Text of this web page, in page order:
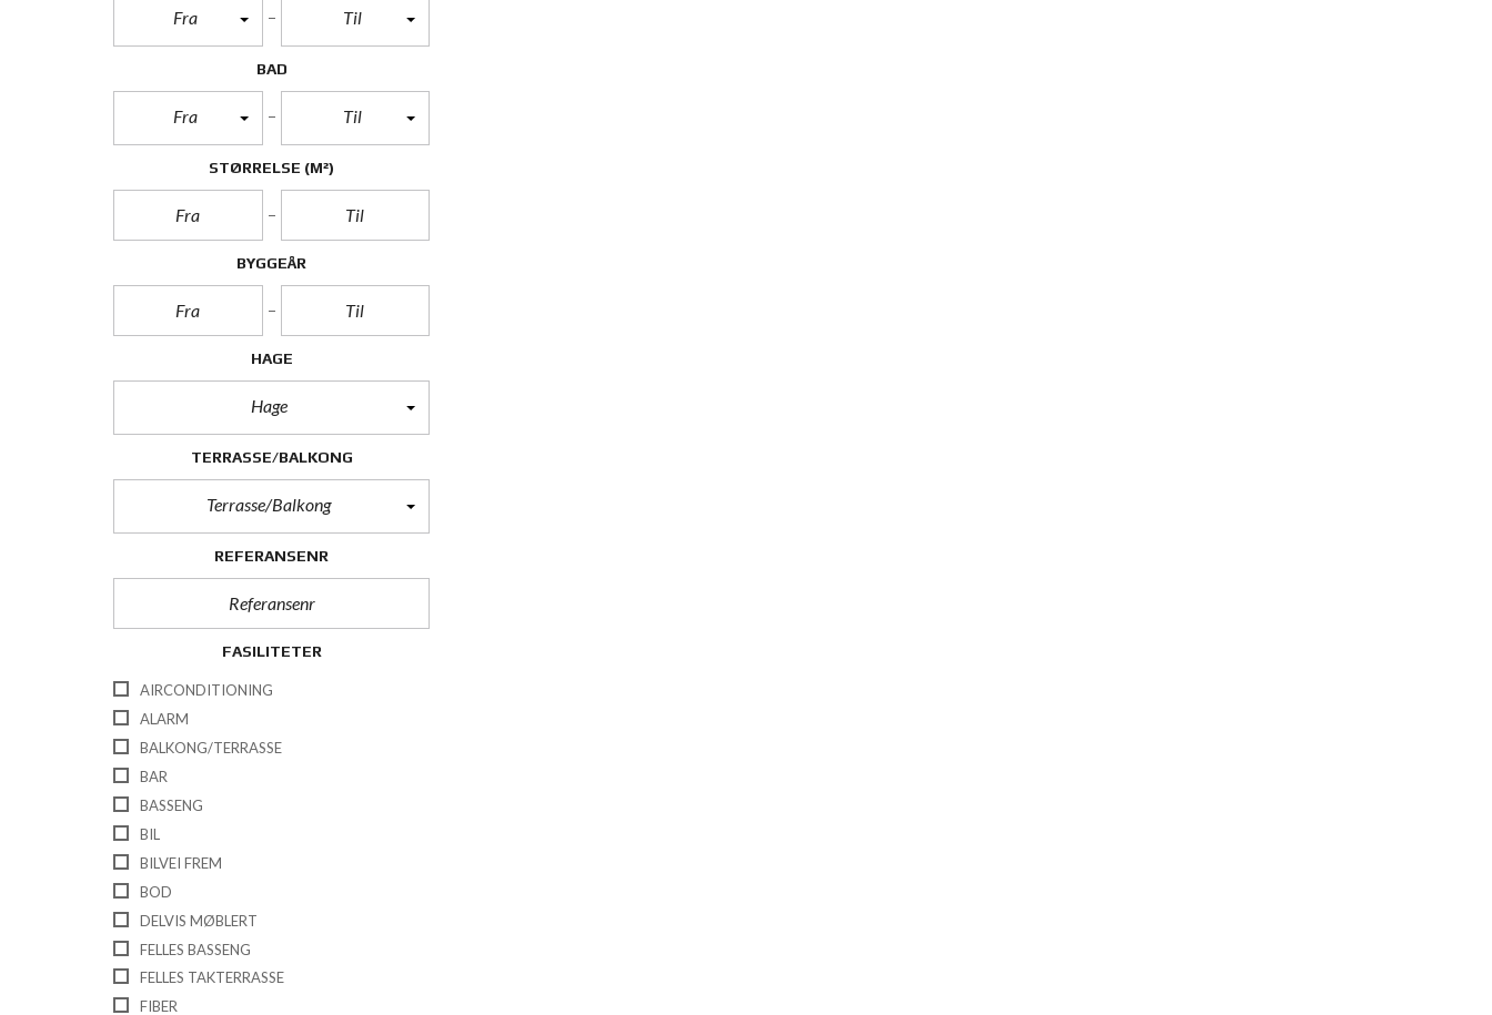
Fra Til
BAD
Fra Til
STØRRELSE (M²)
BYGGEÅR
HAGE
Hage
TERRASSE/BALKONG
Terrasse/Balkong
REFERANSENR
FASILITETER
AIRCONDITIONING
ALARM
BALKONG/TERRASSE
BAR
BASSENG
BIL
BILVEI FREM
BOD
DELVIS MØBLERT
FELLES BASSENG
FELLES TAKTERRASSE
FIBER